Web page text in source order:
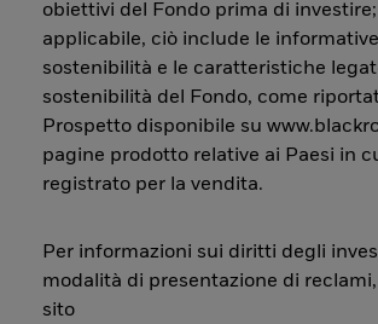
obiettivi del Fondo prima di investire;
applicabile, ciò include le
sostenibilità e le caratteristiche
sostenibilità del Fondo, come
Prospetto disponibile su
pagine prodotto relative ai Paesi in
registrato per la vendita.
Per informazioni sui diritti degli
modalità di presentazione di
sito